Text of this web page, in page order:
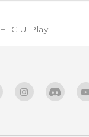
HTC U Play‎